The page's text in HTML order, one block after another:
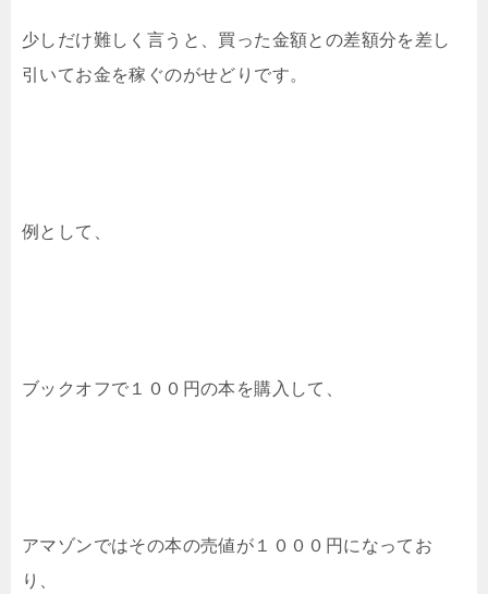
少しだけ難しく言うと、買った金額との差額分を差し
引いてお金を稼ぐのがせどりです。
例として、
ブックオフで１００円の本を購入して、
アマゾンではその本の売値が１０００円になってお
り、